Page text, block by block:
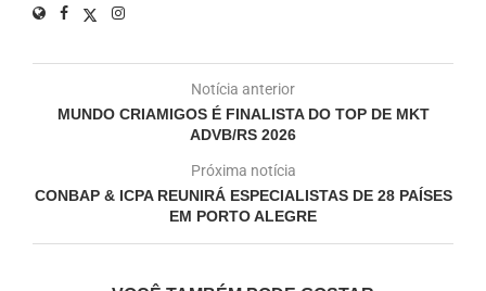
Notícia anterior
MUNDO CRIAMIGOS É FINALISTA DO TOP DE MKT
ADVB/RS 2026
Próxima notícia
CONBAP & ICPA REUNIRÁ ESPECIALISTAS DE 28 PAÍSES
EM PORTO ALEGRE